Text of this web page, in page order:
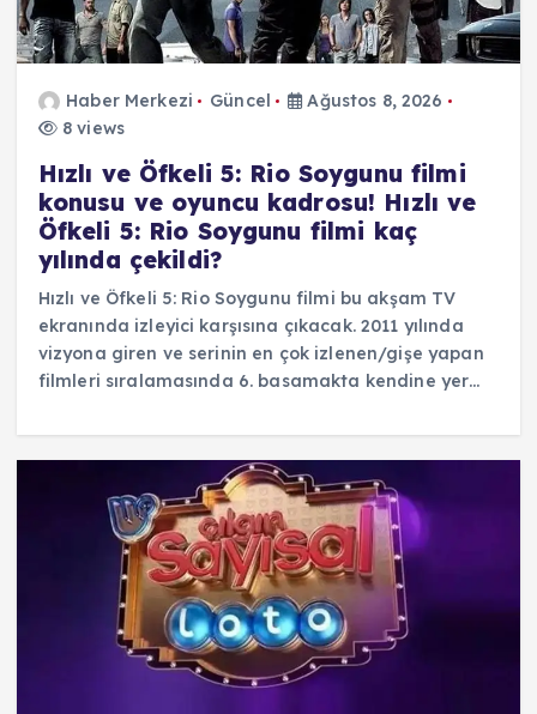
Haber Merkezi Güncel
Ağustos 8, 2026
8 views
Hızlı ve Öfkeli 5: Rio Soygunu filmi
konusu ve oyuncu kadrosu! Hızlı ve
Öfkeli 5: Rio Soygunu filmi kaç
yılında çekildi?
Hızlı ve Öfkeli 5: Rio Soygunu filmi bu akşam TV
ekranında izleyici karşısına çıkacak. 2011 yılında
vizyona giren ve serinin en çok izlenen/gişe yapan
filmleri sıralamasında 6. basamakta kendine yer…